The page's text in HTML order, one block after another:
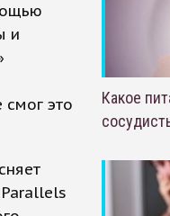
и
это
Какое